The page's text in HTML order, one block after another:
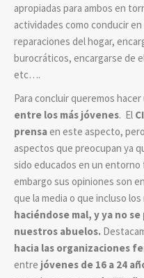
apropiadas para ambos en
actividades como conducir
reparaciones del hogar,
burocráticos, encargarse de
etc….
Para concluir queremos
entre los más jóvenes. El
prensaen este aspecto,
aspectos que preocupan ya
sido educados en un entorno
embargo sus opiniones son
que la media o que incluso los
haciéndose mal, y ya no
nuestros abuelos.
hacia las organizaciones
entre jóvenes de 16 a 24